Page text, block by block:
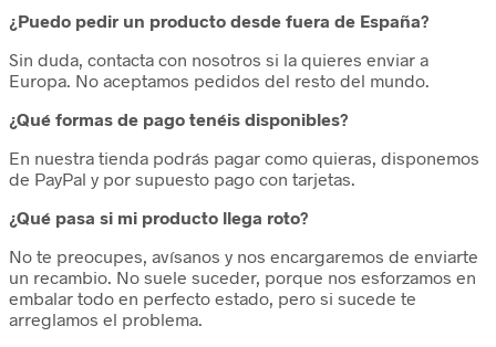
¿Puedo pedir un producto desde fuera de España?
Sin duda, contacta con nosotros si la quieres enviar a
Europa. No aceptamos pedidos del resto del mundo.
¿Qué formas de pago tenéis disponibles?
En nuestra tienda podrás pagar como quieras, disponemos
de PayPal y por supuesto pago con tarjetas.
¿Qué pasa si mi producto llega roto?
No te preocupes, avísanos y nos encargaremos de enviarte
un recambio. No suele suceder, porque nos esforzamos en
embalar todo en perfecto estado, pero si sucede te
arreglamos el problema.